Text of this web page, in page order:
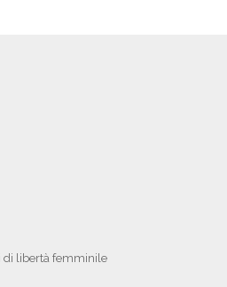
di libertà femminile